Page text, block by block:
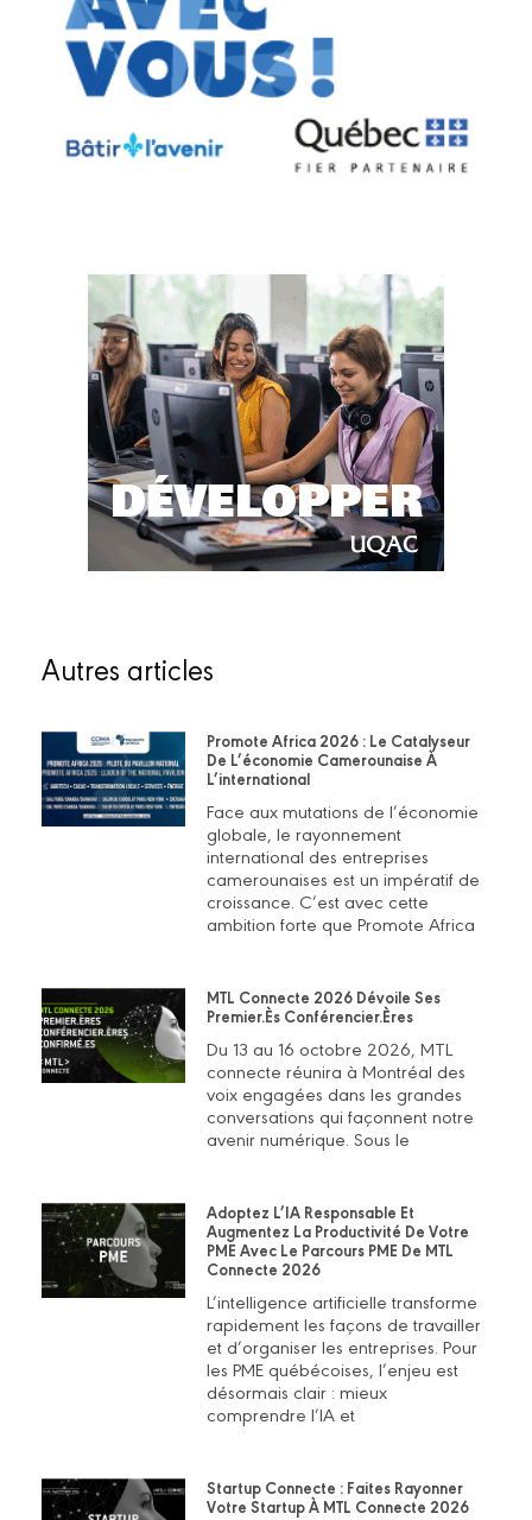
Autres articles
Promote Africa 2026 : Le Catalyseur
De L’économie Camerounaise À
L’international
Face aux mutations de l’économie
globale, le rayonnement
international des entreprises
camerounaises est un impératif de
croissance. C’est avec cette
ambition forte que Promote Africa
MTL Connecte 2026 Dévoile Ses
Premier.ès Conférencier.ères
Du 13 au 16 octobre 2026, MTL
connecte réunira à Montréal des
voix engagées dans les grandes
conversations qui façonnent notre
avenir numérique. Sous le
Adoptez L’IA Responsable Et
Augmentez La Productivité De Votre
PME Avec Le Parcours PME De MTL
Connecte 2026
L’intelligence artificielle transforme
rapidement les façons de travailler
et d’organiser les entreprises. Pour
les PME québécoises, l’enjeu est
désormais clair : mieux
comprendre l’IA et
Startup Connecte : Faites Rayonner
Votre Startup À MTL Connecte 2026